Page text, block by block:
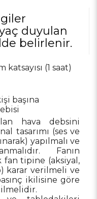
duyulan
belirlenir.
(1 saat)
başına
hava debsini
tasarımı (ses ve
yapılmalı ve
Fanın
fan tipine (aksiyal,
karar verilmeli ve
ikilisine göre